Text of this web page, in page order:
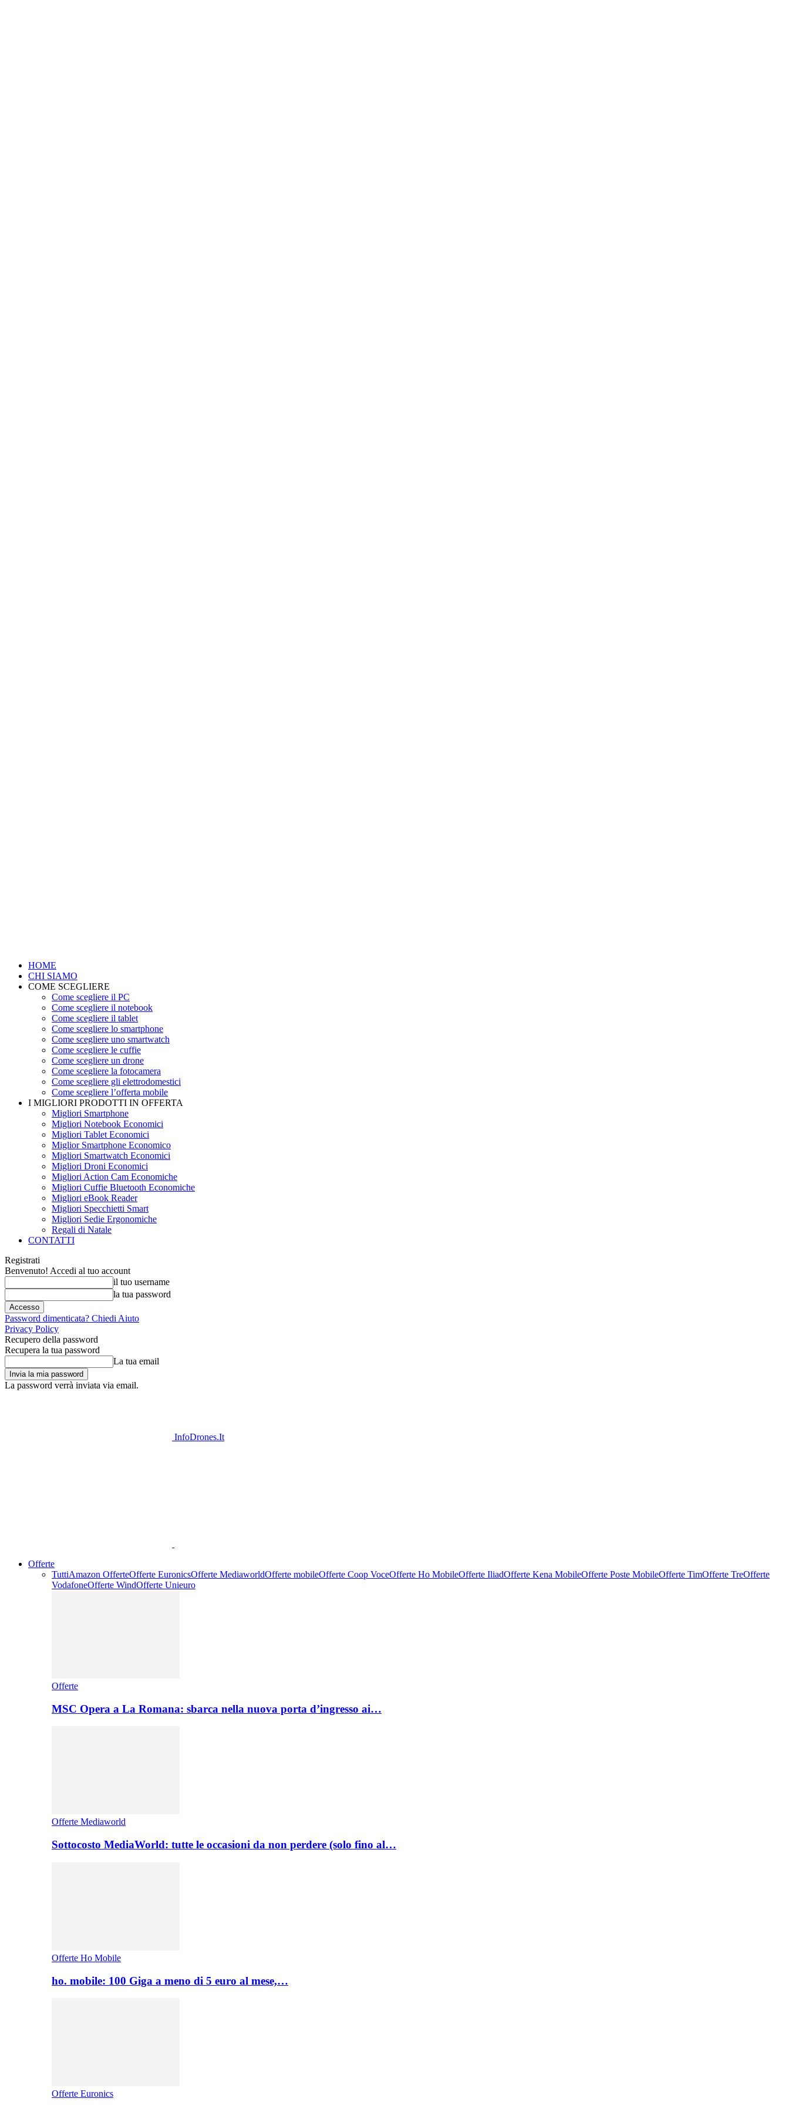
HOME
CHI SIAMO
COME SCEGLIERE
Come scegliere il PC
Come scegliere il notebook
Come scegliere il tablet
Come scegliere lo smartphone
Come scegliere uno smartwatch
Come scegliere le cuffie
Come scegliere un drone
Come scegliere la fotocamera
Come scegliere gli elettrodomestici
Come scegliere l’offerta mobile
I MIGLIORI PRODOTTI IN OFFERTA
Migliori Smartphone
Migliori Notebook Economici
Migliori Tablet Economici
Miglior Smartphone Economico
Migliori Smartwatch Economici
Migliori Droni Economici
Migliori Action Cam Economiche
Migliori Cuffie Bluetooth Economiche
Migliori eBook Reader
Migliori Specchietti Smart
Migliori Sedie Ergonomiche
Regali di Natale
CONTATTI
Registrati
Benvenuto! Accedi al tuo account
il tuo username
la tua password
Password dimenticata? Chiedi Aiuto
Privacy Policy
Recupero della password
Recupera la tua password
La tua email
La password verrà inviata via email.
InfoDrones.It
Offerte
TuttiAmazon OfferteOfferte EuronicsOfferte MediaworldOfferte mobileOfferte Coop VoceOfferte Ho MobileOfferte IliadOfferte Kena MobileOfferte Poste MobileOfferte TimOfferte TreOfferte
VodafoneOfferte WindOfferte Unieuro
Offerte
MSC Opera a La Romana: sbarca nella nuova porta d’ingresso ai…
Offerte Mediaworld
Sottocosto MediaWorld: tutte le occasioni da non perdere (solo fino al…
Offerte Ho Mobile
ho. mobile: 100 Giga a meno di 5 euro al mese,…
Offerte Euronics